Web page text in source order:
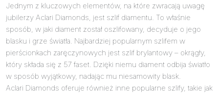
Jednym z kluczowych elementów, na które zwracają uwagę
jubilerzy Aclari Diamonds, jest szlif diamentu. To właśnie
sposób, w jaki diament został oszlifowany, decyduje o jego
blasku i grze światła. Najbardziej popularnym szlifem w
pierścionkach zaręczynowych jest szlif brylantowy – okrągły,
który składa się z 57 faset. Dzięki niemu diament odbija światło
w sposób wyjątkowy, nadając mu niesamowity blask.
Aclari Diamonds oferuje również inne popularne szlify, takie jak